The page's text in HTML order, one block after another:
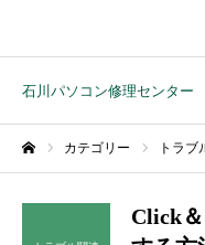
石川パソコン修理センター
カテゴリー トラブ
Click